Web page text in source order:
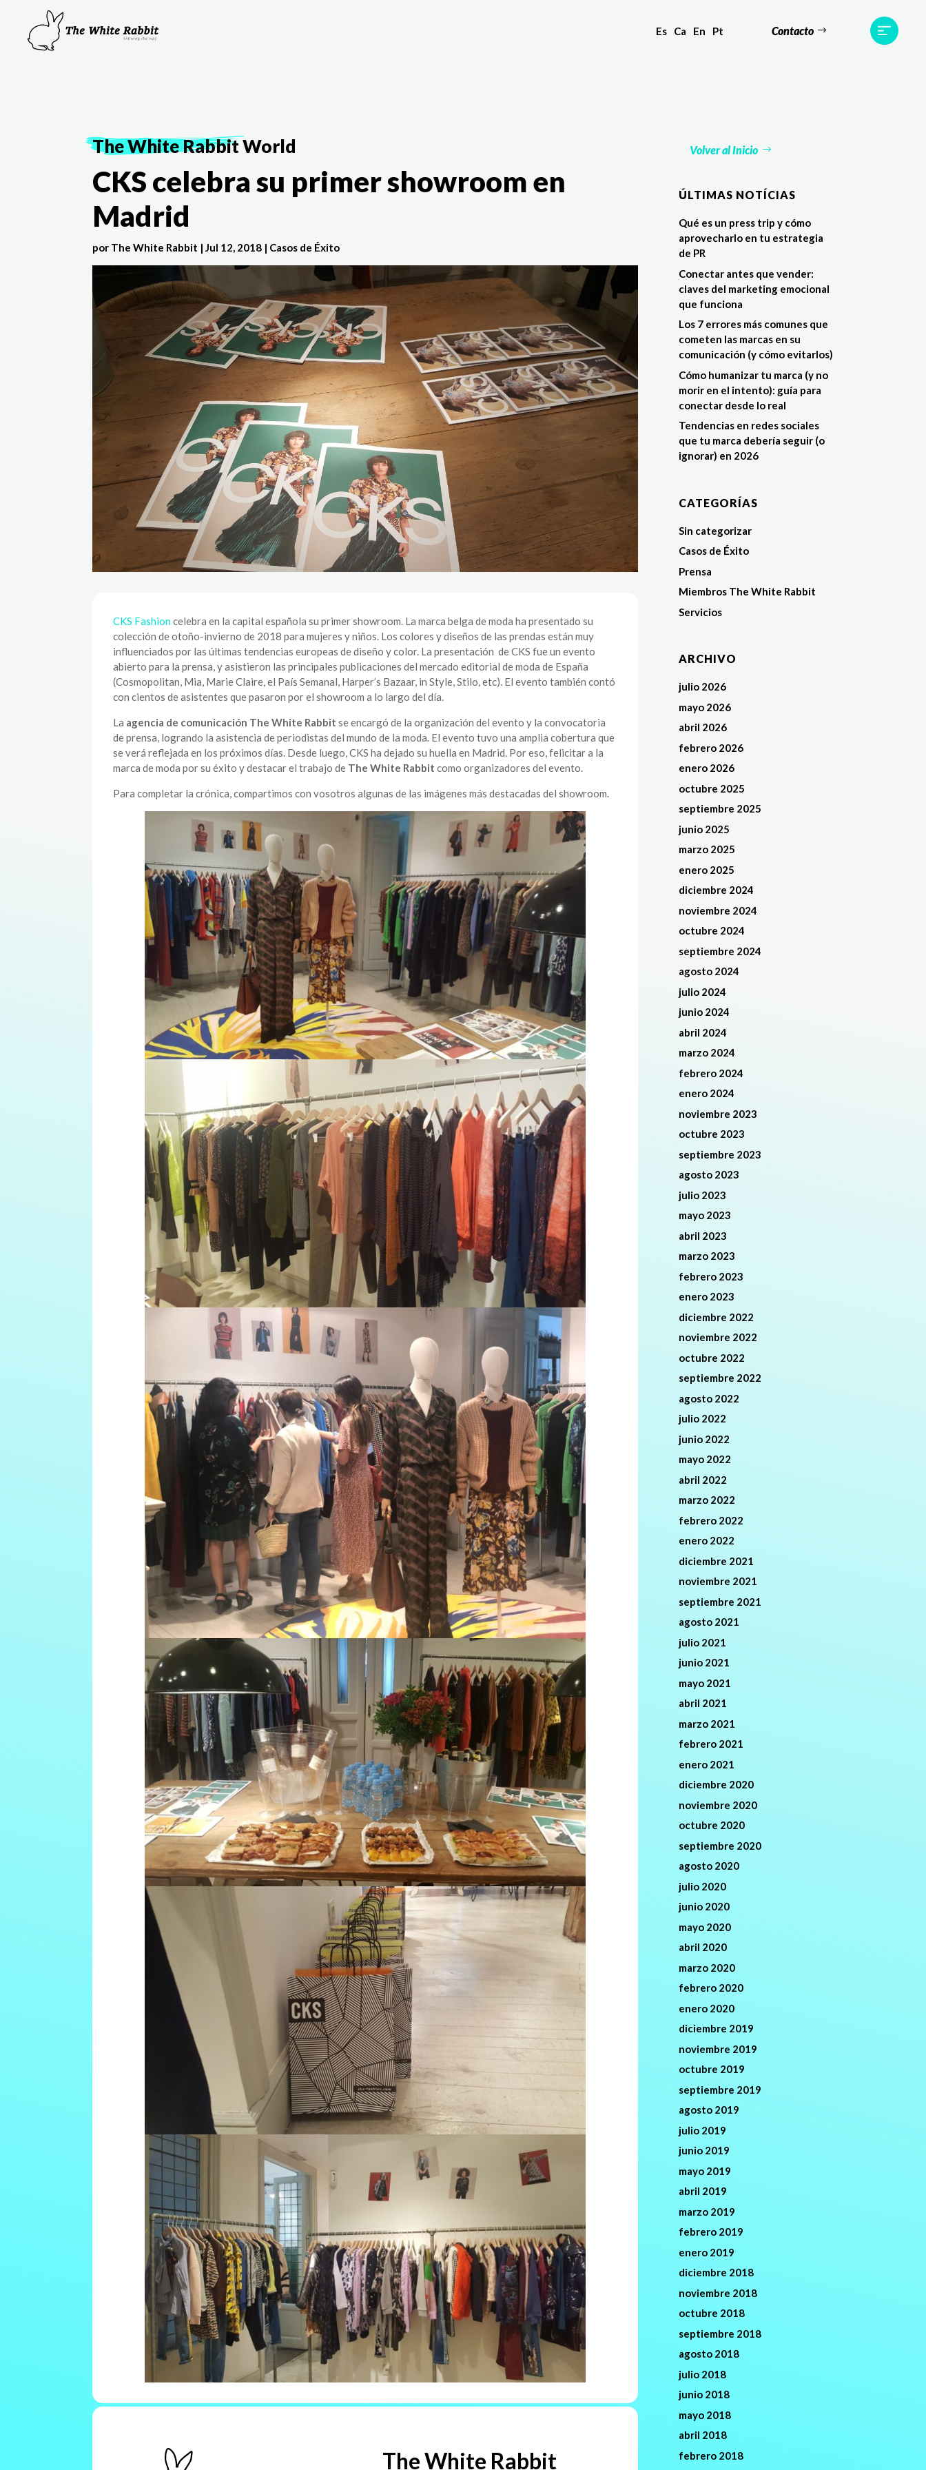
Es Ca En Pt Contacto
The White RabbitWorld Volver al Inicio
CKS celebra su primer showroom en
Madrid
por The White Rabbit |Jul 12, 2018 | Casos de Éxito
CKS Fashioncelebra en la capital española su primer showroom. La marca belga de moda ha presentado su
colección de otoño-invierno de 2018 para mujeres y niños. Los colores y diseños de las prendas están muy
influenciados por las últimas tendencias europeas de diseño y color. La presentación de CKS fue un evento
abierto para la prensa, y asistieron las principales publicaciones del mercado editorial de moda de España
(Cosmopolitan, Mia, Marie Claire, el País Semanal, Harper’s Bazaar, in Style, Stilo, etc). El evento también contó
con cientos de asistentes que pasaron por el showroom a lo largo del día.
La agencia de comunicación The White Rabbit se encargó de la organización del evento y la convocatoria
de prensa, logrando la asistencia de periodistas del mundo de la moda. El evento tuvo una amplia cobertura que
se verá reflejada en los próximos días. Desde luego, CKS ha dejado su huella en Madrid. Por eso, felicitar a la
marca de moda por su éxito y destacar el trabajo de The White Rabbit como organizadores del evento.
Para completar la crónica, compartimos con vosotros algunas de las imágenes más destacadas del showroom.
The White Rabbit
ÚLTIMAS NOTÍCIAS
Qué es un press trip y cómo
aprovecharlo en tu estrategia
de PR
Conectar antes que vender:
claves del marketing emocional
que funciona
Los 7 errores más comunes que
cometen las marcas en su
comunicación (y cómo evitarlos)
Cómo humanizar tu marca (y no
morir en el intento): guía para
conectar desde lo real
Tendencias en redes sociales
que tu marca debería seguir (o
ignorar) en 2026
CATEGORÍAS
Sin categorizar
Casos de Éxito
Prensa
Miembros The White Rabbit
Servicios
ARCHIVO
julio 2026
mayo 2026
abril 2026
febrero 2026
enero 2026
octubre 2025
septiembre 2025
junio 2025
marzo 2025
enero 2025
diciembre 2024
noviembre 2024
octubre 2024
septiembre 2024
agosto 2024
julio 2024
junio 2024
abril 2024
marzo 2024
febrero 2024
enero 2024
noviembre 2023
octubre 2023
septiembre 2023
agosto 2023
julio 2023
mayo 2023
abril 2023
marzo 2023
febrero 2023
enero 2023
diciembre 2022
noviembre 2022
octubre 2022
septiembre 2022
agosto 2022
julio 2022
junio 2022
mayo 2022
abril 2022
marzo 2022
febrero 2022
enero 2022
diciembre 2021
noviembre 2021
septiembre 2021
agosto 2021
julio 2021
junio 2021
mayo 2021
abril 2021
marzo 2021
febrero 2021
enero 2021
diciembre 2020
noviembre 2020
octubre 2020
septiembre 2020
agosto 2020
julio 2020
junio 2020
mayo 2020
abril 2020
marzo 2020
febrero 2020
enero 2020
diciembre 2019
noviembre 2019
octubre 2019
septiembre 2019
agosto 2019
julio 2019
junio 2019
mayo 2019
abril 2019
marzo 2019
febrero 2019
enero 2019
diciembre 2018
noviembre 2018
octubre 2018
septiembre 2018
agosto 2018
julio 2018
junio 2018
mayo 2018
abril 2018
febrero 2018